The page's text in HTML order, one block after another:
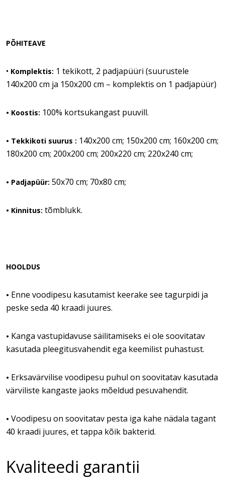
PÕHITEAVE
• Komplektis: 1 tekikott, 2 padjapüüri (suurustele
140x200 cm ja 150x200 cm – komplektis on 1 padjapüür)
• Koostis: 100% kortsukangast puuvill.
• Tekkikoti suurus : 140x200 cm; 150x200 cm; 160x200 cm;
180x200 cm; 200x200 cm; 200x220 cm; 220x240 cm;
• Padjapüür: 50x70 cm; 70x80 cm;
• Kinnitus: tõmblukk.
HOOLDUS
• Enne voodipesu kasutamist keerake see tagurpidi ja
peske seda 40 kraadi juures.
• Kanga vastupidavuse säilitamiseks ei ole soovitatav
kasutada pleegitusvahendit ega keemilist puhastust.
• Erksavärvilise voodipesu puhul on soovitatav kasutada
värviliste kangaste jaoks mõeldud pesuvahendit.
• Voodipesu on soovitatav pesta iga kahe nädala tagant
40 kraadi juures, et tappa kõik bakterid.
Kvaliteedi garantii